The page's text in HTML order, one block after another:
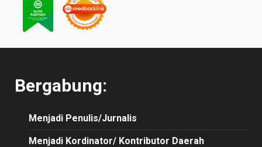
Bergabung:
Menjadi Penulis/Jurnalis
Menjadi Kordinator/ Kontributor Daerah